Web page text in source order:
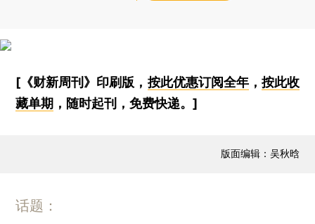
[《财新周刊》印刷版， 按此优惠订阅全年， 按此收
藏单期 ，随时起刊，免费快递。]
版面编辑：吴秋晗
话题：